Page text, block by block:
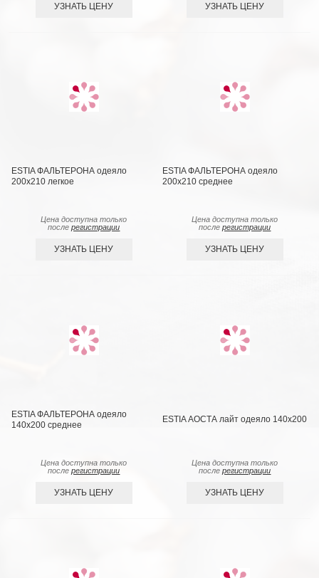
УЗНАТЬ ЦЕНУ УЗНАТЬ ЦЕНУ
ESTIA ФАЛЬТЕРОНА одеяло
200х210 легкое
Цена доступна только
послерегистрации
УЗНАТЬ ЦЕНУ
ESTIA ФАЛЬТЕРОНА одеяло
200х210 среднее
Цена доступна только
послерегистрации
УЗНАТЬ ЦЕНУ
ESTIA ФАЛЬТЕРОНА одеяло
140х200 среднее
Цена доступна только
послерегистрации
УЗНАТЬ ЦЕНУ
ESTIA АОСТА лайт одеяло 140x200
Цена доступна только
послерегистрации
УЗНАТЬ ЦЕНУ